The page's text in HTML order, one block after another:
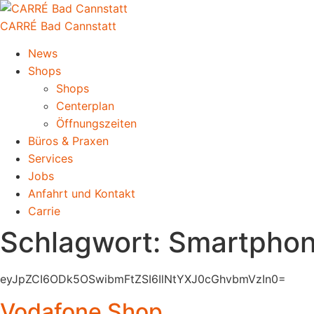
CARRÉ Bad Cannstatt
News
Shops
Shops
Centerplan
Öffnungszeiten
Büros & Praxen
Services
Jobs
Anfahrt und Kontakt
Carrie
Schlagwort:
eyJpZCI6ODk5OSwibmFtZSI6IlNtYXJ0cGhvbmVzIn0=